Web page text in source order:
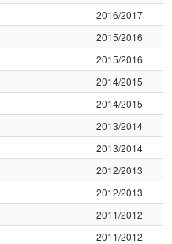
2016/2017
2015/2016
2015/2016
2014/2015
2014/2015
2013/2014
2013/2014
2012/2013
2012/2013
2011/2012
2011/2012